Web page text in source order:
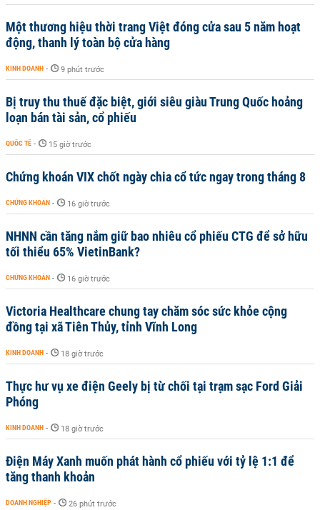
Một thương hiệu thời trang Việt đóng cửa sau 5 năm hoạt
động, thanh lý toàn bộ cửa hàng
KINH DOANH - 9 phút trước
Bị truy thu thuế đặc biệt, giới siêu giàu Trung Quốc hoảng
loạn bán tài sản, cổ phiếu
QUỐC TẾ - 15 giờ trước
Chứng khoán VIX chốt ngày chia cổ tức ngay trong tháng 8
CHỨNG KHOÁN - 16 giờ trước
NHNN cần tăng nắm giữ bao nhiêu cổ phiếu CTG để sở hữu
tối thiểu 65% VietinBank?
CHỨNG KHOÁN - 16 giờ trước
Victoria Healthcare chung tay chăm sóc sức khỏe cộng
đồng tại xã Tiên Thủy, tỉnh Vĩnh Long
KINH DOANH - 18 giờ trước
Thực hư vụ xe điện Geely bị từ chối tại trạm sạc Ford Giải
Phóng
KINH DOANH - 18 giờ trước
Điện Máy Xanh muốn phát hành cổ phiếu với tỷ lệ 1:1 để
tăng thanh khoản
DOANH NGHIỆP - 26 phút trước